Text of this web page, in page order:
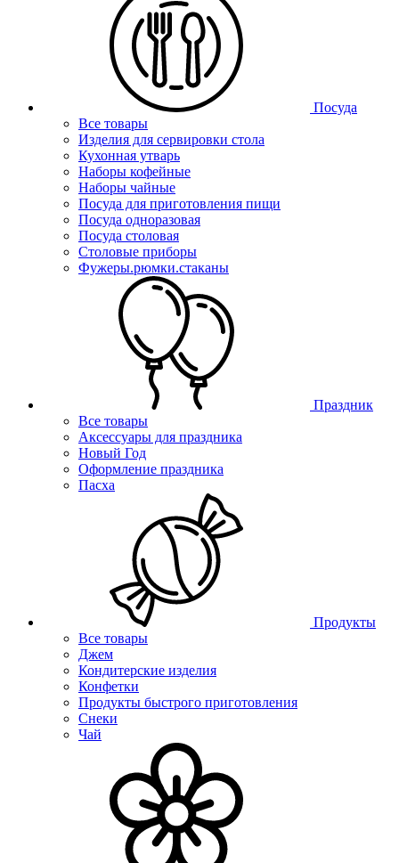
Посуда
Все товары
Изделия для сервировки стола
Кухонная утварь
Наборы кофейные
Наборы чайные
Посуда для приготовления пищи
Посуда одноразовая
Посуда столовая
Столовые приборы
Фужеры.рюмки.стаканы
Праздник
Все товары
Аксессуары для праздника
Новый Год
Оформление праздника
Пасха
Продукты
Все товары
Джем
Кондитерские изделия
Конфетки
Продукты быстрого приготовления
Снеки
Чай